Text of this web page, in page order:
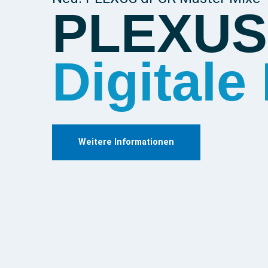
PLEXUS
Digitale
Weitere Informationen